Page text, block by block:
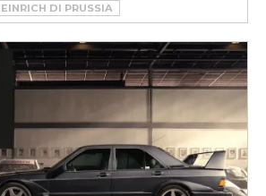
DI PRUSSIA
#MERCEDES
#MUSEUMPILLS